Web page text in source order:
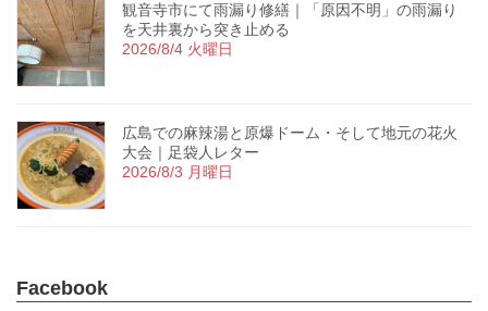
観音寺市にて雨漏り修繕｜「原因不明」の雨漏り
を天井裏から突き止める
2026/8/4 火曜日
広島での麻辣湯と原爆ドーム・そして地元の花火
大会｜足袋人レター
2026/8/3 月曜日
Facebook